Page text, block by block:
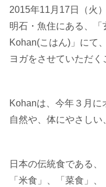
2015年11月17日（火
明石・魚住にある、
Kohan(こはん)」にて、
ヨガをさせていただく
Kohanは、今年３月に
自然や、体にやさしい
日本の伝統食である、
「米食」、「菜食」